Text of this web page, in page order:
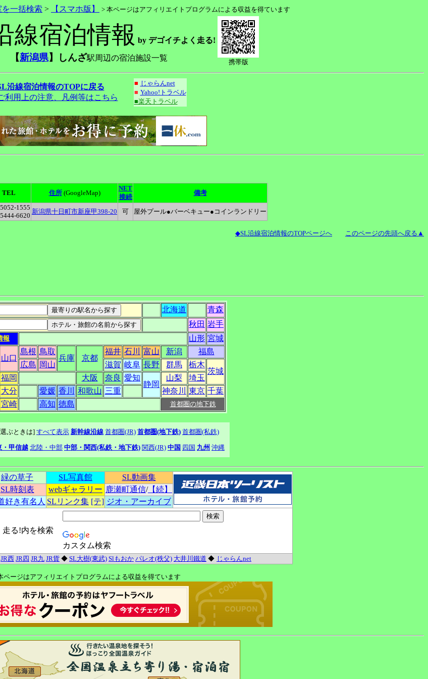
を一括検索 > 【スマホ版】 > 本ページはアフィリエイトプログラムによる収益を得ています
線宿泊情報 by デゴイチよく走る!
【新潟県】しんざ駅周辺の宿泊施設一覧 携帯版
沿線宿泊情報のTOPに戻る
利用上の注意、凡例等はこちら
■ じゃらんnet
■ Yahoo!トラベル
■楽天トラベル
TEL 住所(GoogleMap)
NET
接続
備考
1555
6620
新潟県十日町市新座甲398-20 可 屋外プール●バーベキュー●コインランドリー
◆SL沿線宿泊情報のTOPページへ このページの先頭へ戻る▲
北海道
青森
秋田 岩手
報 山形 宮城
山口
島根 鳥取
兵庫 京都
福井 石川 富山 新潟
福島
広島 岡山 滋賀 岐阜 長野 群馬 栃木
茨城
福岡 大阪 奈良 愛知
静岡
山梨
埼玉
大分 愛媛 香川 和歌山 三重 神奈川 東京 千葉
宮崎 高知 徳島 首都圏の地下鉄
ぶときは] すべて表示 新幹線沿線 首都圏(JR) 首都圏(地下鉄) 首都圏(私鉄)
・甲信越 北陸・中部 中部・関西(私鉄・地下鉄) 関西(JR) 中国 四国 九州 沖縄
緑の草子 SL写真館
SL動画集
SL時刻表 webギャラリー 鹿瀬町通信/【続】
好き有名人 SLリンク集 [テ] ジオ・アーカイブ
走る!内を検索
カスタム検索
JR西 JR四 JR九 JR貨 ◆ SL大樹(東武) Slもおか パレオ(秩父) 大井川鐵道 ◆ じゃらんnet
ページはアフィリエイトプログラムによる収益を得ています